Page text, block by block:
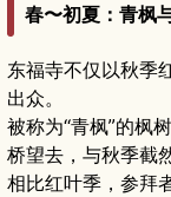
春〜初夏：青枫
东福寺不仅以秋季
出众。
被称为“青枫”的枫
桥望去，与秋季截
相比红叶季，参拜